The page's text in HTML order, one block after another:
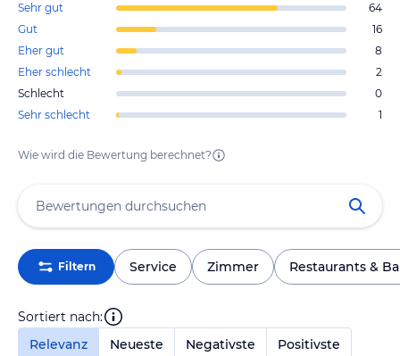
Sehr gut
64
Gut
16
Eher gut
8
Eher schlecht
2
Schlecht
0
Sehr schlecht
1
Wie wird die Bewertung berechnet?
Filtern Service Zimmer Restaurants &
Sortiert nach:
Relevanz
Neueste Negativste Positivste